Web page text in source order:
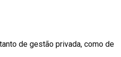
de gestão privada, como de